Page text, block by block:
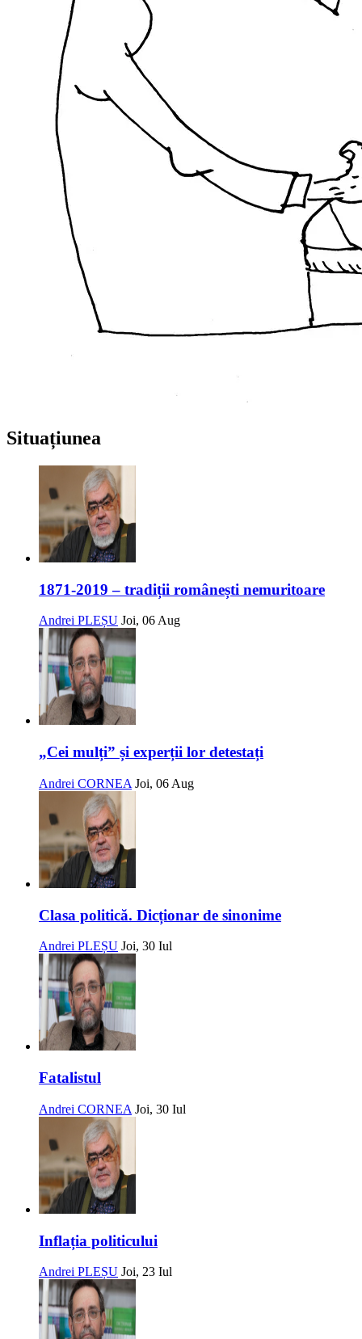
Situațiunea
1871-2019 – tradiții românești nemuritoare
Andrei PLEȘU Joi, 06 Aug
„Cei mulți” și experții lor detestați
Andrei CORNEA Joi, 06 Aug
Clasa politică. Dicționar de sinonime
Andrei PLEȘU Joi, 30 Iul
Fatalistul
Andrei CORNEA Joi, 30 Iul
Inflația politicului
Andrei PLEȘU Joi, 23 Iul